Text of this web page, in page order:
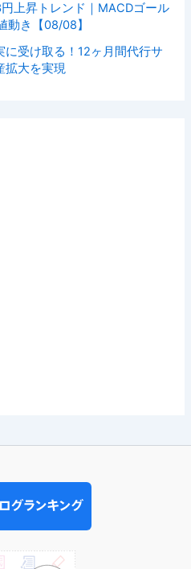
上昇トレンド｜MACDゴール
動き【08/08】
受け取る！12ヶ月間代行サ
拡大を実現